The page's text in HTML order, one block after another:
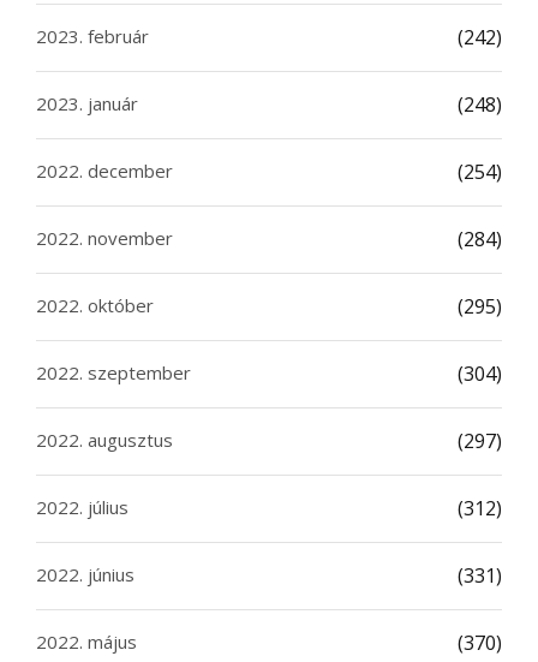
2023. február (242)
2023. január (248)
2022. december (254)
2022. november (284)
2022. október (295)
2022. szeptember (304)
2022. augusztus (297)
2022. július (312)
2022. június (331)
2022. május (370)